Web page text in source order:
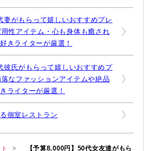
妻がもらって嬉しいおすすめプレ
性アイテム・心も身体も癒され
きライターが厳選！
彼氏がもらって嬉しいおすすめプ
なファッションアイテムや絶品
ライターが厳選！
個室レストラン
【予算8,000円】50代女友達がもら